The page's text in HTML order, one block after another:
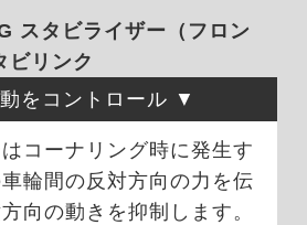
スタビライザー（フロン
ビリンク
をコントロール
コーナリング時に発生す
輪間の反対方向の力を伝
向の動きを抑制します。